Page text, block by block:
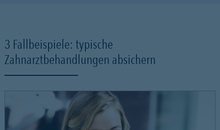
3 Fallbeispiele: typische
Zahnarztbehandlungen absichern